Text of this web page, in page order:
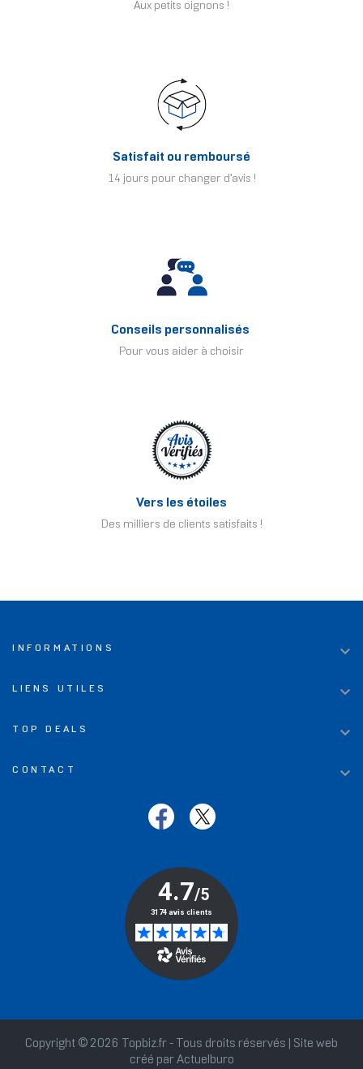
Aux petits oignons !
Satisfait ou remboursé
14 jours pour changer d'avis !
Conseils personnalisés
Pour vous aider à choisir
Vers les étoiles
Des milliers de clients satisfaits !
INFORMATIONS 
LIENS UTILES 
TOP DEALS 
CONTACT 
Copyright © 2026 Topbiz.fr - Tous droits réservés | Site web
créé par Actuelburo